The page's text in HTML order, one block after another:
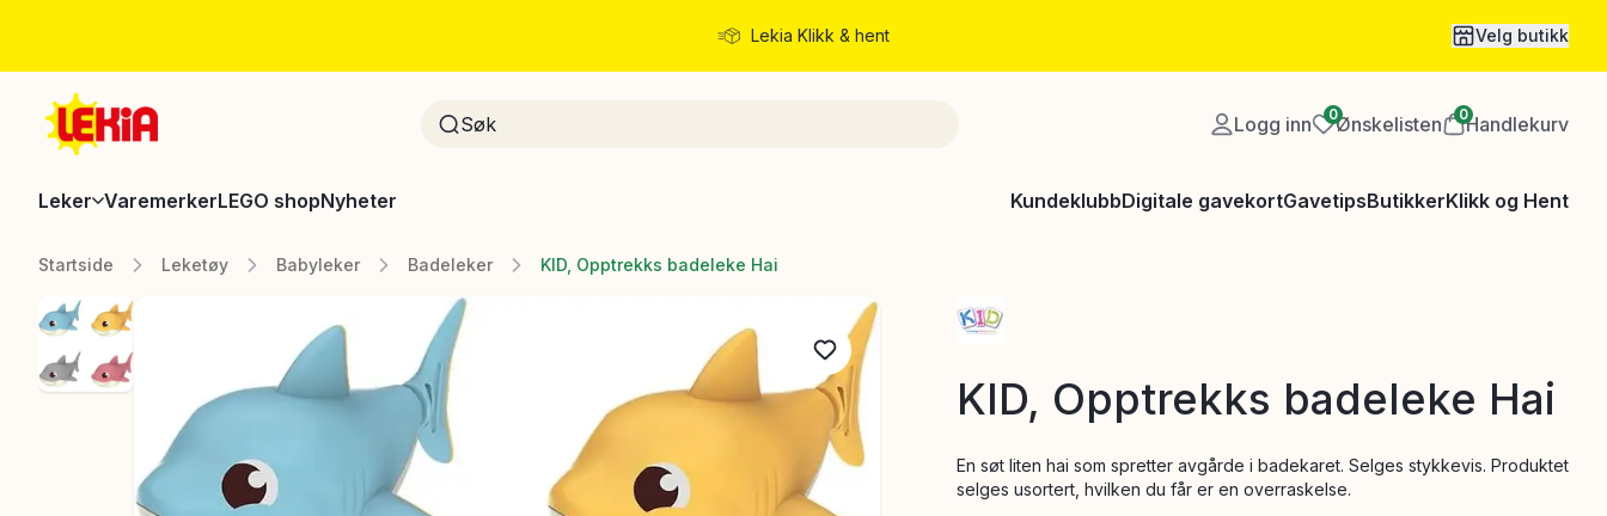
Lekia Klikk & hent Velg butikk
Logg inn 0Ønskelisten 0Handlekurv
Leker VaremerkerLEGO shopNyheter KundeklubbDigitale gavekortGavetipsButikkerKlikk og Hent
Startside Leketøy Babyleker Badeleker KID, Opptrekks badeleke Hai
KID, Opptrekks badeleke Hai
En søt liten hai som spretter avgårde i badekaret. Selges stykkevis. Produktet
selges usortert, hvilken du får er en overraskelse.